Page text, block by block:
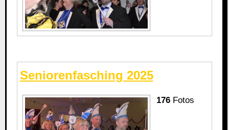
Seniorenfasching 2025
176Fotos